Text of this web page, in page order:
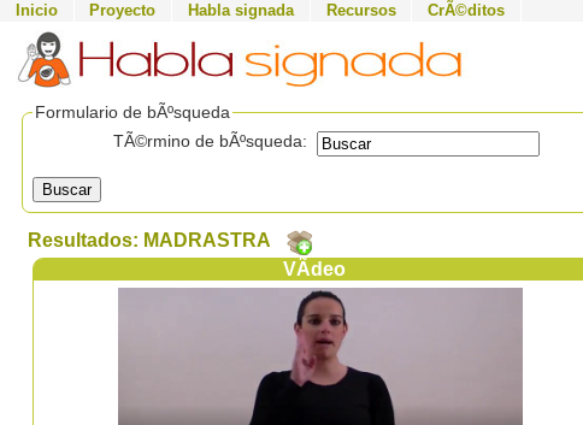
Inicio Proyecto Habla signada Recursos CrÃ©ditos
Formulario de bÃºsqueda
TÃ©rmino de bÃºsqueda:
Buscar
Resultados: MADRASTRA
VÃ­deo